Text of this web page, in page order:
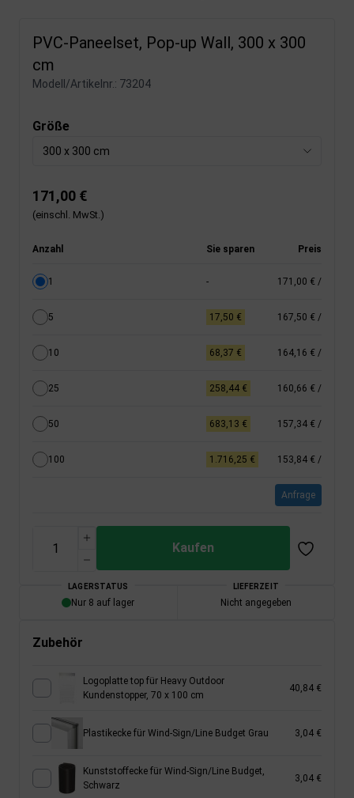
PVC-Paneelset, Pop-up Wall, 300 x 300
cm
Modell/Artikelnr.: 73204
Größe
300 x 300 cm
171,00 €
(einschl. MwSt.)
Anzahl Sie sparen Preis
1 - 171,00 € /
5 17,50 € 167,50 € /
10 68,37 € 164,16 € /
25 258,44 € 160,66 € /
50 683,13 € 157,34 € /
100 1.716,25 € 153,84 € /
Anfrage
Kaufen
LAGERSTATUS
Nur 8 auf lager
LIEFERZEIT
Nicht angegeben
Zubehör
Logoplatte top für Heavy Outdoor
Kundenstopper, 70 x 100 cm
40,84 €
Plastikecke für Wind-Sign/Line Budget Grau 3,04 €
Kunststoffecke für Wind-Sign/Line Budget,
Schwarz
3,04 €